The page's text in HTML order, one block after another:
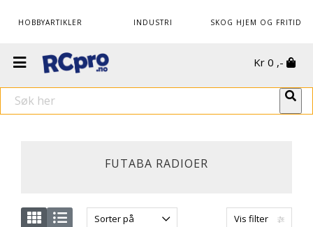
HOBBYARTIKLER INDUSTRI SKOG HJEM OG FRITID
Kr 0 ,-
FUTABA RADIOER
Vis filter
Sorter på